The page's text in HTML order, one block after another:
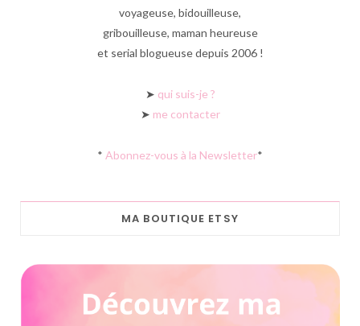
voyageuse, bidouilleuse,
gribouilleuse, maman heureuse
et serial blogueuse depuis 2006 !
➤ qui suis-je ?
➤ me contacter
* Abonnez-vous à la Newsletter*
MA BOUTIQUE ETSY